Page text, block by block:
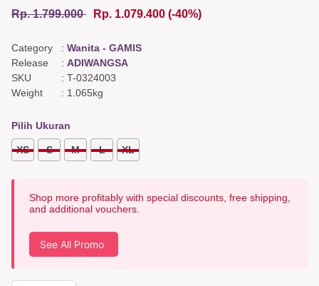
ataupun hangout bersama keluarga tercinta.
Nursing friendly, Embroidery on blazer accent and sleeves, Full
button, Buttoned cuffs.
Back Detail Embroidery at back
Color & Fabric
cotton.
Rp. 1.799.000 Rp. 1.079.400 (-40%)
Category : Wanita - GAMIS
Release
: ADIWANGSA
SKU
: T-0324003
Weight
: 1.065kg
Pilih Ukuran
XS S M L XL
Shop more profitably with special discounts, free shipping,
and additional vouchers.
See All Promo